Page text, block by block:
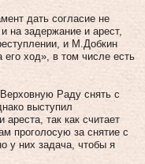
дать согласие не
на задержание и арест,
и М.Добкин
ход», в том числе есть
Раду снять с
выступил
ареста, так как считает
проголосую за снятие с
у них задача, чтобы я